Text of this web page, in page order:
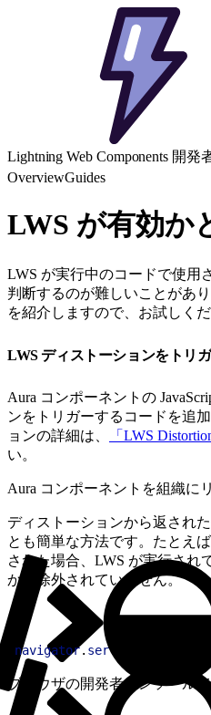
Lightning Web Components 開発
OverviewGuides
LWS が有効か
LWS が実行中のコードで使用
判断するのが難しいことがあ
を紹介しますので、お試しくだ
LWS ディストーションをトリ
Aura コンポーネントの
ンをトリガーするコードを追
ョンの詳細は、
「LWS
い。
Aura コンポーネントを組織に
ディストーションから返され
とも簡単な方法です。たとえ
された場合、LWS が実行され
から除外されていません。
navigator. serviceWorker
ブラウザの開発者コンソール